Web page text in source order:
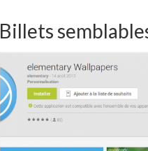
Billets